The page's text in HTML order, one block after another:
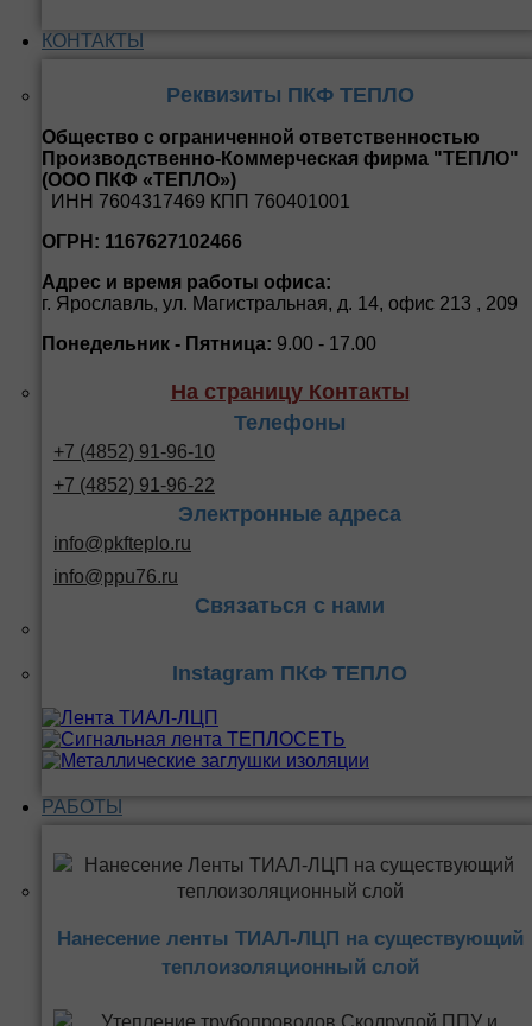
КОНТАКТЫ
Реквизиты ПКФ ТЕПЛО
Общество с ограниченной ответственностью
Производственно-Коммерческая фирма "ТЕПЛО"
(ООО ПКФ «ТЕПЛО»)
ИНН 7604317469 КПП 760401001
ОГРН: 1167627102466
Адрес и время работы офиса:
г. Ярославль, ул. Магистральная, д. 14, офис 213 , 209
Понедельник - Пятница: 9.00 - 17.00
На страницу Контакты
Телефоны
+7 (4852) 91-96-10
+7 (4852) 91-96-22
Электронные адреса
info@pkfteplo.ru
info@ppu76.ru
Связаться с нами
Instagram ПКФ ТЕПЛО
РАБОТЫ
Нанесение ленты ТИАЛ-ЛЦП на существующий
теплоизоляционный слой